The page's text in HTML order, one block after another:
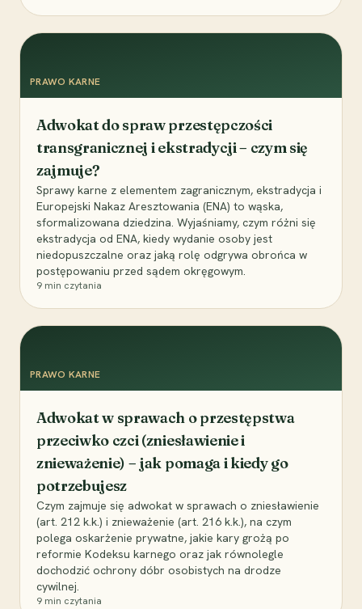
PRAWO KARNE
Adwokat do spraw przestępczości
transgranicznej i ekstradycji – czym się
zajmuje?
Sprawy karne z elementem zagranicznym, ekstradycja i
Europejski Nakaz Aresztowania (ENA) to wąska,
sformalizowana dziedzina. Wyjaśniamy, czym różni się
ekstradycja od ENA, kiedy wydanie osoby jest
niedopuszczalne oraz jaką rolę odgrywa obrońca w
postępowaniu przed sądem okręgowym.
9 min czytania
PRAWO KARNE
Adwokat w sprawach o przestępstwa
przeciwko czci (zniesławienie i
znieważenie) – jak pomaga i kiedy go
potrzebujesz
Czym zajmuje się adwokat w sprawach o zniesławienie
(art. 212 k.k.) i znieważenie (art. 216 k.k.), na czym
polega oskarżenie prywatne, jakie kary grożą po
reformie Kodeksu karnego oraz jak równolegle
dochodzić ochrony dóbr osobistych na drodze
cywilnej.
9 min czytania